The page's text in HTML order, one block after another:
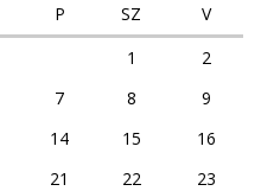
P SZ
V
1
2
7 8
9
14 15
16
21 22
23